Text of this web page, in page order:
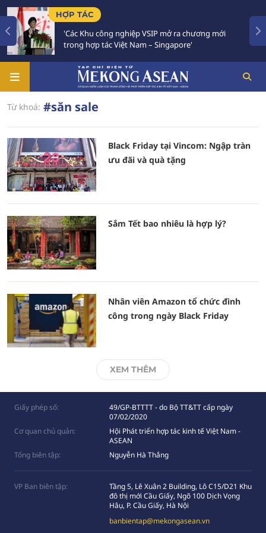
HỢP TÁC
'Các Khu công nghiệp VSIP mở ra chương mới
trong hợp tác Việt Nam – Singapore'
Từ khoá: #săn sale
Black Friday tại Vincom: Ngập tràn
ưu đãi và quà tặng
Sắm Tết bao nhiêu là hợp lý?
Nhân viên Amazon tổ chức đình
công trong ngày Black Friday
XEM THÊM
Giấy phép số:
49/GP-BTTTT - do Bộ TT&TT cấp ngày
07/02/2020
Cơ quan chủ quản:
Hội Phát triển hợp tác kinh tế Việt Nam -
ASEAN
Tổng biên tập:
Nguyễn Hà Thắng
VP Ban biên tập:
Tầng 5, Lê Xuân 2 Building, Lô C15/D21 Khu
đô thị mới Cầu Giấy, Ngõ 100 Dịch Vọng
Hâụ, P. Cầu Giấy, Hà Nội
banbientap@mekongasean.vn